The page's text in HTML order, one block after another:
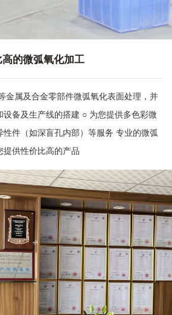
的微弧氧化加工
金属及合金零部件微弧氧化表面处理，并
备及生产线的搭建 ○ 为您提供多色彩微
件（如深盲孔内部）等服务 专业的微弧
提供性价比高的产品